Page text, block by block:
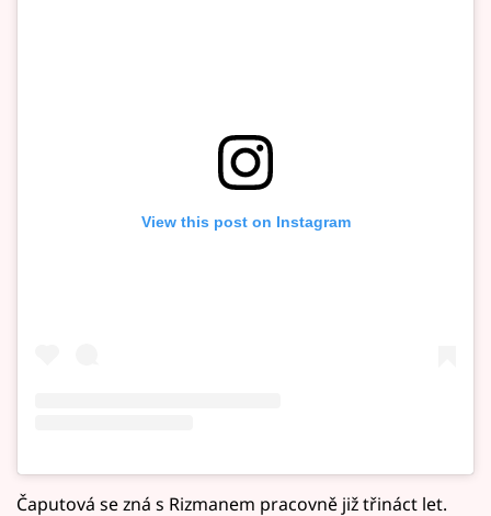
View this post on Instagram
Čaputová se zná s Rizmanem pracovně již třináct let.